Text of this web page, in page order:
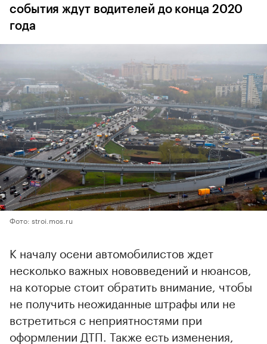
события ждут водителей до конца 2020
года
Фото: stroi.mos.ru
К началу осени автомобилистов ждет
несколько важных нововведений и нюансов,
на которые стоит обратить внимание, чтобы
не получить неожиданные штрафы или не
встретиться с неприятностями при
оформлении ДТП. Также есть изменения,